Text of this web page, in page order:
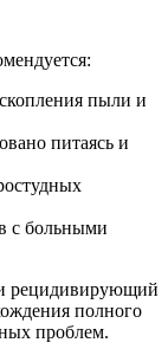
пыли и
питаясь и
с больными
рецидивирующий
полного
проблем.